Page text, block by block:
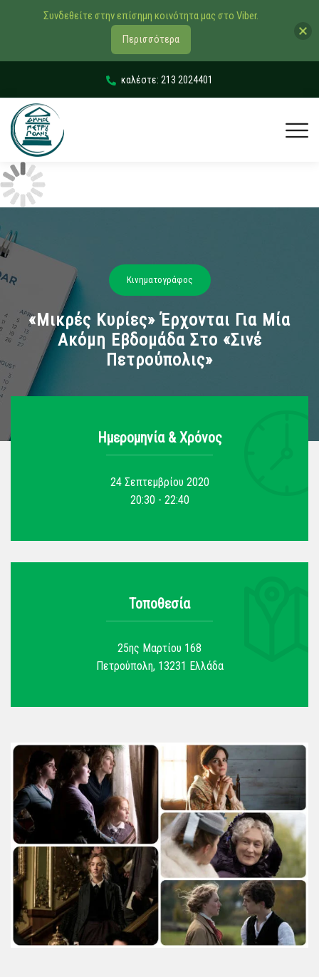
καλέστε: 213 2024401
Κινηματογράφος
«Μικρές Κυρίες» Έρχονται Για Μία
Ακόμη Εβδομάδα Στο «Σινέ
Πετρούπολις»
Ημερομηνία & Xρόνος
24 Σεπτεμβρίου 2020
20:30 - 22:40
Τοποθεσία
25ης Μαρτίου 168
Πετρούπολη, 13231 Ελλάδα
Συνδεθείτε στην επίσημη κοινότητα μας στο Viber.
Περισσότερα